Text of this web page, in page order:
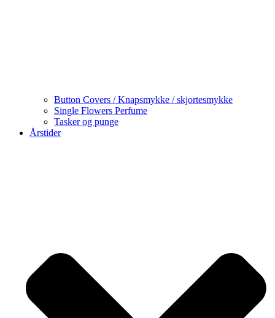
Button Covers / Knapsmykke / skjortesmykke
Single Flowers Perfume
Tasker og punge
Årstider